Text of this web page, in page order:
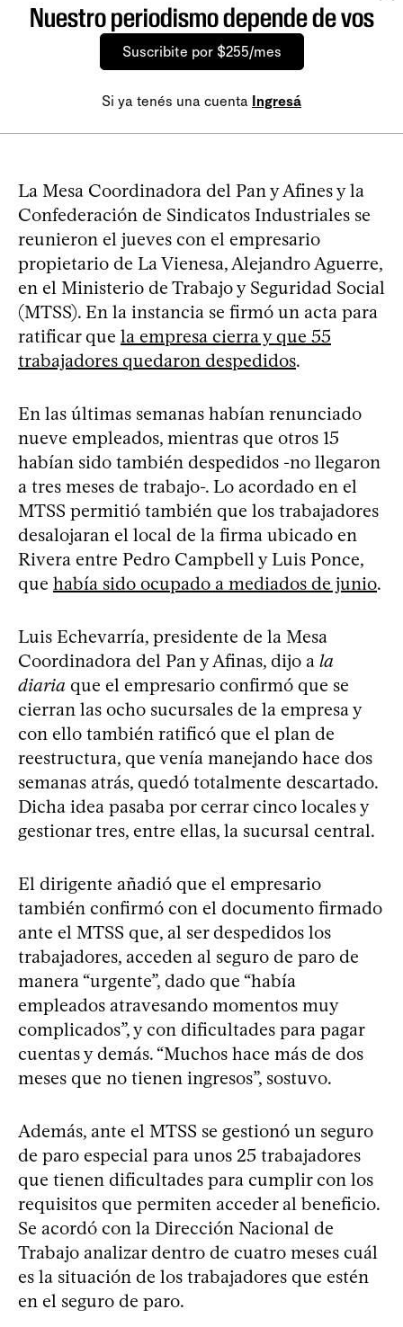
Nuestro periodismo depende de vos
Suscribite por $255/mes
Si ya tenés una cuenta Ingresá
La Mesa Coordinadora del Pan y Afines y la
Confederación de Sindicatos Industriales se
reunieron el jueves con el empresario
propietario de La Vienesa, Alejandro Aguerre,
en el Ministerio de Trabajo y Seguridad Social
(MTSS). En la instancia se firmó un acta para
ratificar que la empresa cierra y que 55
trabajadores quedaron despedidos.
En las últimas semanas habían renunciado
nueve empleados, mientras que otros 15
habían sido también despedidos -no llegaron
a tres meses de trabajo-. Lo acordado en el
MTSS permitió también que los trabajadores
desalojaran el local de la firma ubicado en
Rivera entre Pedro Campbell y Luis Ponce,
que había sido ocupado a mediados de junio.
Luis Echevarría, presidente de la Mesa
Coordinadora del Pan y Afinas, dijo a la
diaria que el empresario confirmó que se
cierran las ocho sucursales de la empresa y
con ello también ratificó que el plan de
reestructura, que venía manejando hace dos
semanas atrás, quedó totalmente descartado.
Dicha idea pasaba por cerrar cinco locales y
gestionar tres, entre ellas, la sucursal central.
El dirigente añadió que el empresario
también confirmó con el documento firmado
ante el MTSS que, al ser despedidos los
trabajadores, acceden al seguro de paro de
manera “urgente”, dado que “había
empleados atravesando momentos muy
complicados”, y con dificultades para pagar
cuentas y demás. “Muchos hace más de dos
meses que no tienen ingresos”, sostuvo.
Además, ante el MTSS se gestionó un seguro
de paro especial para unos 25 trabajadores
que tienen dificultades para cumplir con los
requisitos que permiten acceder al beneficio.
Se acordó con la Dirección Nacional de
Trabajo analizar dentro de cuatro meses cuál
es la situación de los trabajadores que estén
en el seguro de paro.